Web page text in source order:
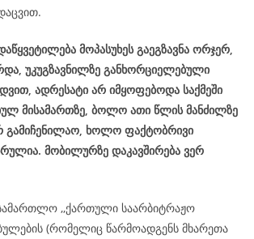
მოპასუხეს გაეგზავნა ორჯერ,
უკუგზავნილზე განხორციელებული
ადრესატი არ იმყოფებოდა საქმეში
მისამართზე, ბოლო ათი წლის მანძილზე
გამიჩენილაო, ხოლო ფაქტობრივი
მობილურზე დაკავშირება ვერ
,,ქართული საარბიტრაჟო
(რომელიც წარმოადგენს მხარეთა